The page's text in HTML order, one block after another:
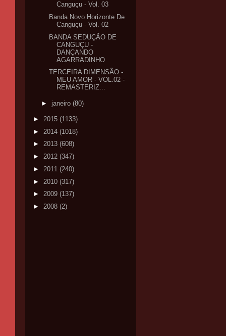
Canguçu - Vol. 03
Banda Novo Horizonte De
Canguçu - Vol. 02
BANDA SEDUÇÃO DE
CANGUÇU -
DANÇANDO
AGARRADINHO
TERCEIRA DIMENSÃO -
MEU AMOR - VOL.02 -
REMASTERIZ...
► janeiro (80)
► 2015 (1133)
► 2014 (1018)
► 2013 (608)
► 2012 (347)
► 2011 (240)
► 2010 (317)
► 2009 (137)
► 2008 (2)